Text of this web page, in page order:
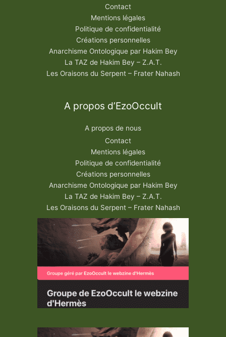
Contact
Mentions légales
Politique de confidentialité
Créations personnelles
Anarchisme Ontologique par Hakim Bey
La TAZ de Hakim Bey – Z.A.T.
Les Oraisons du Serpent – Frater Nahash
A propos d’EzoOccult
A propos de nous
Contact
Mentions légales
Politique de confidentialité
Créations personnelles
Anarchisme Ontologique par Hakim Bey
La TAZ de Hakim Bey – Z.A.T.
Les Oraisons du Serpent – Frater Nahash